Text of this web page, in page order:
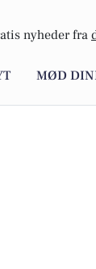
nyheder fra
MØD